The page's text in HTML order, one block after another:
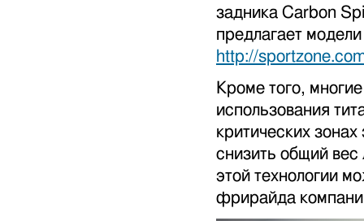
задника Carbon
предлагает
http://
Кроме того,
использования
критических
снизить общий
этой технологии
фрирайда